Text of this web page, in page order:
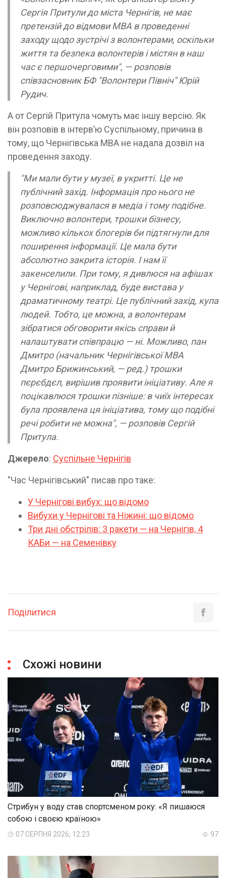
Сергія Притули до міста Чернiгiв, не має
претензій до відмови MBA в проведенні
заходу щодо зустрічі з волонтерами, оскільки
життя та безпека волонтерів і містян в наш
час є першочерговими", — розповів
співзасновник БФ "Волонтери Північ" Юрій
Рудич.
А от Сергій Притула чомуть має іншу версію. Як
він розповів в інтерв’ю Суспільному, причина в
тому, що Чернігівська МВА не надала дозвіл на
проведення заходу.
"Ми мали бути у музеї, в укритті. Це не
публічний захід. Інформація про нього не
розповсюджувалася в медіа і тому подібне.
Виключно волонтери, трошки бізнесу,
можливо кількох блогерів би підтягнули для
поширення інформації. Це мала бути
абсолютно закрита історія. І нам її
закенселили. При тому, я дивлюся на афішах
у Чернігові, наприклад, буде вистава у
драматичному театрі. Це публічний захід, купа
людей. Тобто, це можна, а волонтерам
зібратися обговорити якісь справи й
налаштувати співпрацю — ні. Можливо, пан
Дмитро (начальник Чернігівської МВА
Дмитро Брижинський, — ред.) трошки
пєрєбдєл, вирішив проявити ініціативу. Але я
поцікавлюся трошки пізніше: в чиїх інтересах
була проявлена ця ініціатива, тому що подібні
речі робити не можна", — розповів Сергій
Притула.
Джерело: Суспільне Чернігів
"Час Чернігівський" писав про таке:
У Чернігові вибух: що відомо
Вибухи у Чернігові та Ніжині: що відомо
Три дні обстрілів: 3 ракети — на Чернігів, 4
КАБи — на Семенівку
Поділитися
Схожі новини
Стрибун у воду став спортсменом року: «Я пишаюся
собою і своєю країною»
07 СЕРПНЯ 2026, 12:23 97